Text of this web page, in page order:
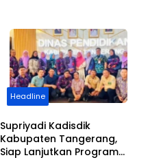
Headline
Supriyadi Kadisdik
Kabupaten Tangerang,
Siap Lanjutkan Program